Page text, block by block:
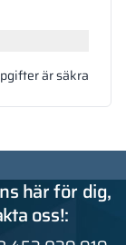
är säkra
här för dig,
oss!: